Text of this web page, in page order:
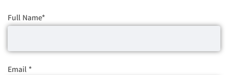
Full Name*
Email *